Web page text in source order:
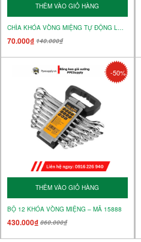
THÊM VÀO GIỎ HÀNG
CHÌA KHÓA VÒNG MIỆNG TỰ ĐỘNG LẮC LÉO 8MM – MÃ 15234
70.000₫ 140.000₫
-50%
THÊM VÀO GIỎ HÀNG
BỘ 12 KHÓA VÒNG MIỆNG – MÃ 15888
430.000₫ 860.000₫